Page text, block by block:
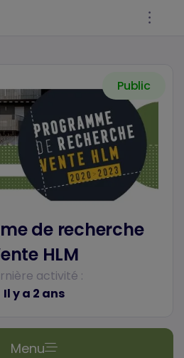
connecter
de recherche
HLM
Public
activité :
Il y a 2 ans
Menu